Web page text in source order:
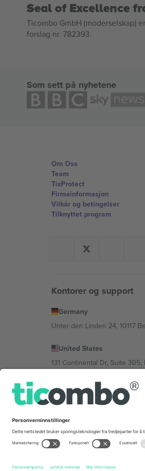
Seal of Excellence
Ticombo GmbH (moderselskap)
forslag nr. 782393.
Som sett på nyhetene
Om Oss
Team
TixProtect
Firmainformasjon
Vilkår og betingelser
Tilknyttet program
Kontorer og support
Germany
Unter den Linden 24, 10117
United States
131 Continental Dr, Suite
Bulgaria
Regus Sofia City West, bul
Mexico
Av Chapultepec 360, Roma
Vilkår.© 2026 Ticombo. Alle